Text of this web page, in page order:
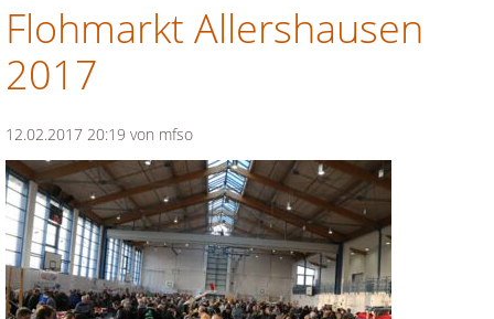
Flohmarkt Allershausen
2017
12.02.2017 20:19 von mfso